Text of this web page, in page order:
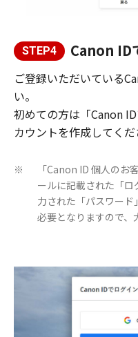
STEP4 Canon ID
ご登録いただいている
い。
初めての方は「Canon
カウントを作成してくだ
※
「Canon ID 個人の
ールに記載された「
力された「パスワー
必要となりますので、